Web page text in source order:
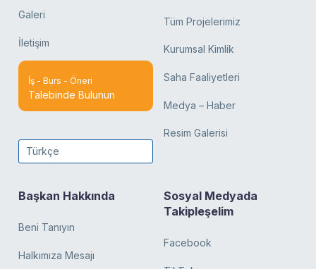
Galeri
İletişim
İş - Burs - Öneri
Talebinde Bulunun
Türkçe
Tüm Projelerimiz
Kurumsal Kimlik
Saha Faaliyetleri
Medya – Haber
Resim Galerisi
Başkan Hakkında
Beni Tanıyın
Halkımıza Mesajı
Sosyal Medyada
Takipleşelim
Facebook